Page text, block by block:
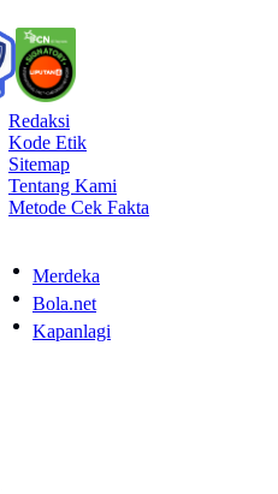
Redaksi
Kode Etik
Sitemap
Tentang Kami
Metode Cek Fakta
Merdeka
Bola.net
Kapanlagi